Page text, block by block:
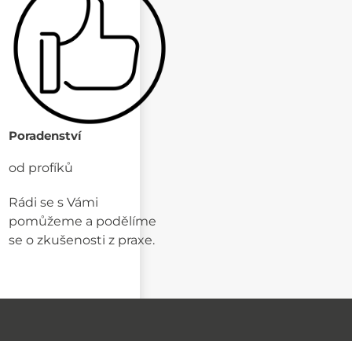
Poradenství
od profíků
Rádi se s Vámi
pomůžeme a podělíme
se o zkušenosti z praxe.